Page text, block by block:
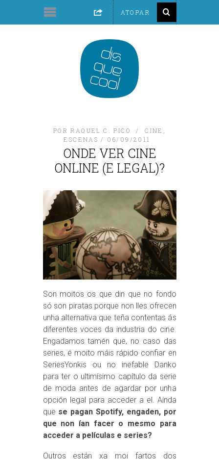
POR RAQUEL C. PICO CINE
ESCENAS
06/09/2011
ONDE VER CINE
ONLINE (E LEGAL)?
Son moitos os que din que no fondo
só son piratas porque non lles ofrecen
unha alternativa que teña contentas ás
diferentes voces da industria do cine.
Engadamos tamén que, no caso das
series, é moito máis rápido confiar en
SeriesYonkis ou no inefable Danko
para ter o ultimísimo capítulo da serie
de moda antes de agardar por unha
opción legal para acceder a el. Aínda
que se pagan Spotify, engaden, por
que non ían facer o mesmo para
acceder a películas e series?
Outros están xa moi fartos dos